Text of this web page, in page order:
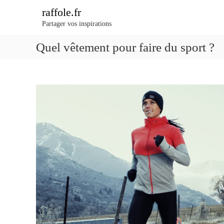
raffole.fr
Partager vos inspirations
Quel vêtement pour faire du sport ?